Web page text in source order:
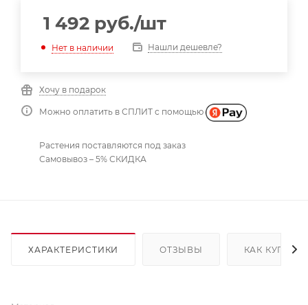
1 492 руб./шт
Нет в наличии Нашли дешевле?
Хочу в подарок
Можно оплатить в СПЛИТ с помощью
Растения поставляются под заказ
Самовывоз – 5% СКИДКА
ХАРАКТЕРИСТИКИ ОТЗЫВЫ КАК КУПИТЬ